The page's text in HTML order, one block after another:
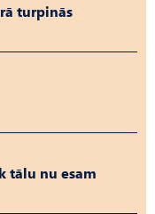
turpinās
tālu nu esam